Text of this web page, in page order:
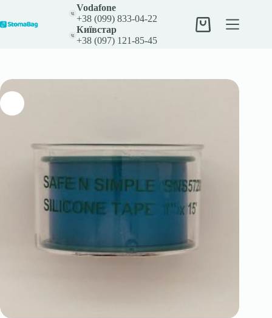
вмісту
Vodafone
+38 (099) 833-04-22
Київстар
+38 (097) 121-85-45
Кошик